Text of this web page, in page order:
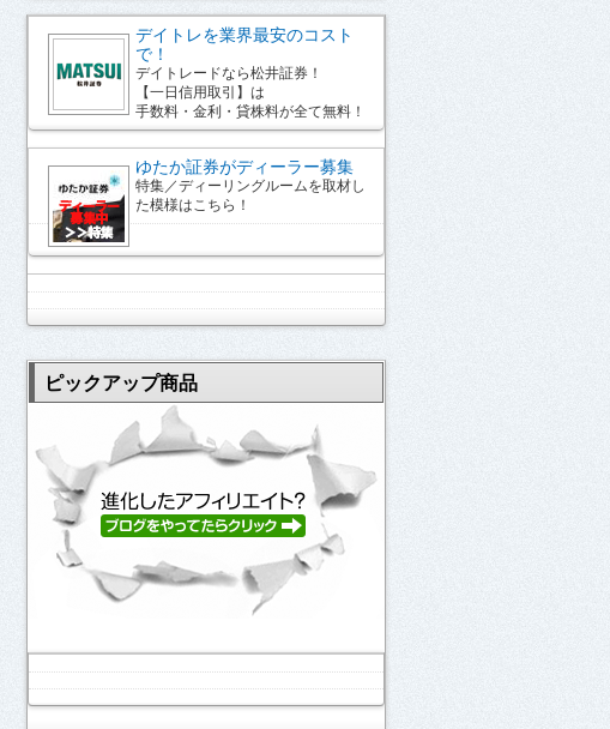
デイトレを業界最安のコスト
で！
デイトレードなら松井証券！
【一日信用取引】は
手数料・金利・貸株料が全て無料！
ゆたか証券がディーラー募集
特集／ディーリングルームを取材し
た模様はこちら！
ピックアップ商品